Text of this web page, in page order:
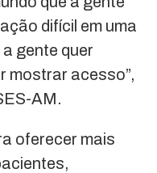
difícil em uma
gente quer
mostrar acesso”,
AM.
oferecer mais